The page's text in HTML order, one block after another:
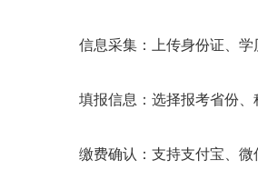
信息采集：上传身份证、学
填报信息：选择报考省份、
缴费确认：支持支付宝、微